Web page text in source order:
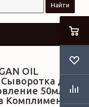
Найти
OIL
для
50мл •
Комплимент